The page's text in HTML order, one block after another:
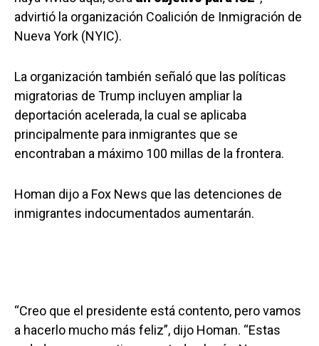
advirtió la organización Coalición de Inmigración de
Nueva York (NYIC).
La organización también señaló que las políticas
migratorias de Trump incluyen ampliar la
deportación acelerada, la cual se aplicaba
principalmente para inmigrantes que se
encontraban a máximo 100 millas de la frontera.
Homan dijo a Fox News que las detenciones de
inmigrantes indocumentados aumentarán.
“Creo que el presidente está contento, pero vamos
a hacerlo mucho más feliz”, dijo Homan. “Estas